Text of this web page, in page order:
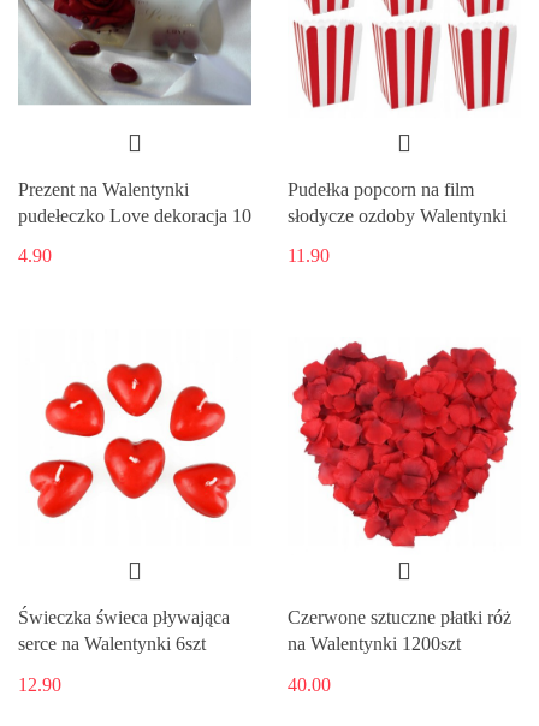
Prezent na Walentynki
pudełeczko Love dekoracja 10
4.90
Pudełka popcorn na film
słodycze ozdoby Walentynki
11.90
Świeczka świeca pływająca
serce na Walentynki 6szt
12.90
Czerwone sztuczne płatki róż
na Walentynki 1200szt
40.00